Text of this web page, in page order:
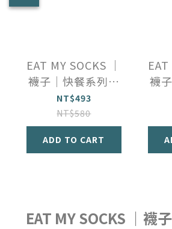
EAT MY SOCKS ｜
襪子｜快餐系列｜
玉米片
NT$493
NT$580
ADD TO CART
EAT
襪
EAT MY SOCKS ｜襪